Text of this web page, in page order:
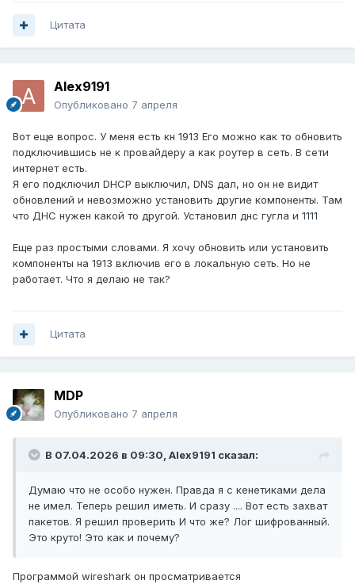
Цитата
Alex9191
Опубликовано 7 апреля
Вот еще вопрос. У меня есть кн 1913 Его можно как то обновить
подключившись не к провайдеру а как роутер в сеть. В сети
интернет есть.
Я его подключил DHCP выключил, DNS дал, но он не видит
обновлений и невозможно установить другие компоненты. Там
что ДНС нужен какой то другой. Установил днс гугла и 1111
Еще раз простыми словами. Я хочу обновить или установить
компоненты на 1913 включив его в локальную сеть. Но не
работает. Что я делаю не так?
Цитата
MDP
Опубликовано 7 апреля
В 07.04.2026 в 09:30, Alex9191 сказал:
Думаю что не особо нужен. Правда я с кенетиками дела
не имел. Теперь решил иметь. И сразу .... Вот есть захват
пакетов. Я решил проверить И что же? Лог шифрованный.
Это круто! Это как и почему?
Программой wireshark он просматривается